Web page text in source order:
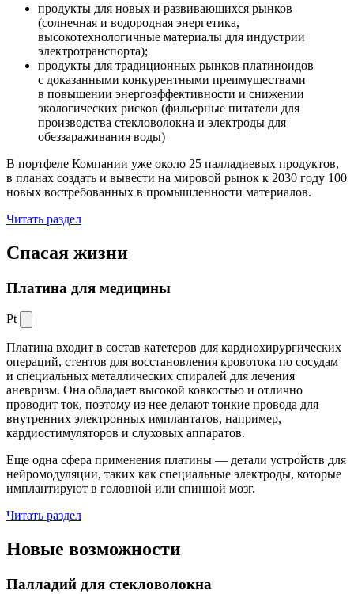
продукты для новых и развивающихся рынков
(солнечная и водородная энергетика,
высокотехнологичные материалы для индустрии
электротранспорта);
продукты для традиционных рынков платиноидов
с доказанными конкурентными преимуществами
в повышении энергоэффективности и снижении
экологических рисков (фильерные питатели для
производства стекловолокна и электроды для
обеззараживания воды)
В портфеле Компании уже около 25 палладиевых продуктов,
в планах создать и вывести на мировой рынок к 2030 году 100
новых востребованных в промышленности материалов.
Читать раздел
Спасая жизни
Платина для медицины
Pt
Платина входит в состав катетеров для кардиохирургических
операций, стентов для восстановления кровотока по сосудам
и специальных металлических спиралей для лечения
аневризм. Она обладает высокой ковкостью и отлично
проводит ток, поэтому из нее делают тонкие провода для
внутренних электронных имплантатов, например,
кардиостимуляторов и слуховых аппаратов.
Еще одна сфера применения платины — детали устройств для
нейромодуляции, таких как специальные электроды, которые
имплантируют в головной или спинной мозг.
Читать раздел
Новые возможности
Палладий для стекловолокна